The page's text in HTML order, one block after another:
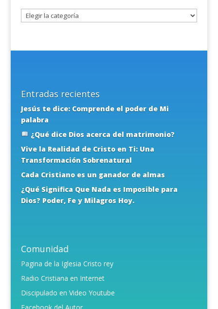
Entradas recientes
Jesús te dice: Comprende el poder de Mi
palabra
¿Qué dice Dios acerca del matrimonio?
Vive la Realidad de Cristo en Ti: Una
Transformación Sobrenatural
Cada Cristiano es un ganador de almas
¿Qué Significa Que Nada es Imposible para
Dios? Poder, Fe y Milagros Hoy.
Comunidad
Pagina de la Iglesia Cristo rey
Radio Cristiana en Internet
Discipulado en Video Youtube